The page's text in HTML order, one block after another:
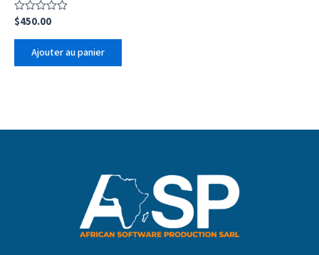
Note
sur
$450.00
Ajouter au panier